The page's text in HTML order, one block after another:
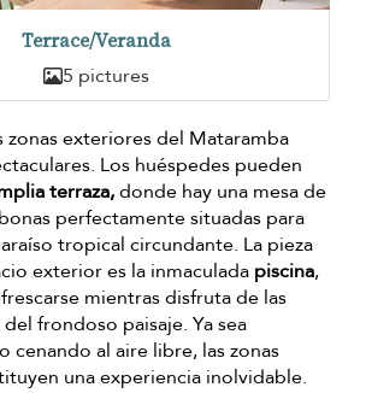
Terrace/Veranda
5 pictures
zonas exteriores del Mataramba
Los huéspedes pueden
terraza,donde hay una mesa de
perfectamente situadas para
tropical circundante. La pieza
exterior es la inmaculada piscina,
mientras disfruta de las
frondoso paisaje. Ya sea
cenando al aire libre, las zonas
una experiencia inolvidable.